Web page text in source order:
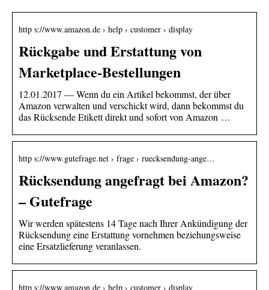
http s://www.amazon.de › help › customer › display
Rückgabe und Erstattung von
Marketplace-Bestellungen
12.01.2017 — Wenn du ein Artikel bekommst, der über
Amazon verwalten und verschickt wird, dann bekommst du
das Rücksende Etikett direkt und sofort von Amazon …
http s://www.gutefrage.net › frage › ruecksendung-ange…
Rücksendung angefragt bei Amazon?
– Gutefrage
Wir werden spätestens 14 Tage nach Ihrer Ankündigung der
Rücksendung eine Erstattung vornehmen beziehungsweise
eine Ersatzlieferung veranlassen.
http s://www.amazon.de › help › customer › display